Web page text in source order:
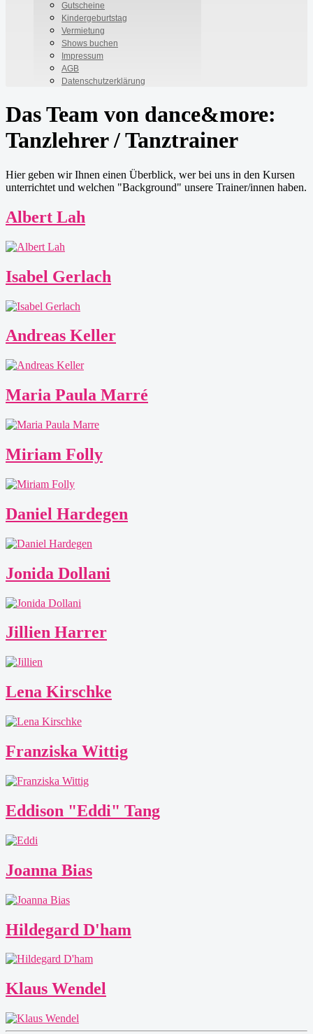
Gutscheine
Kindergeburtstag
Vermietung
Shows buchen
Impressum
AGB
Datenschutzerklärung
Das Team von dance&more:
Tanzlehrer / Tanztrainer
Hier geben wir Ihnen einen Überblick, wer bei uns in den Kursen
unterrichtet und welchen "Background" unsere Trainer/innen haben.
Albert Lah
Isabel Gerlach
Andreas Keller
Maria Paula Marré
Miriam Folly
Daniel Hardegen
Jonida Dollani
Jillien Harrer
Lena Kirschke
Franziska Wittig
Eddison "Eddi" Tang
Joanna Bias
Hildegard D'ham
Klaus Wendel